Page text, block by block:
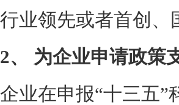
行业领先或者首创、
2、 为企业申请政策
企业在申报“十三五”